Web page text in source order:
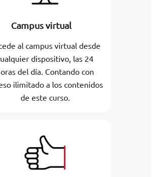
Campus virtual
al campus virtual desde
dispositivo, las 24
del día. Contando con
ilimitado a los contenidos
de este curso.